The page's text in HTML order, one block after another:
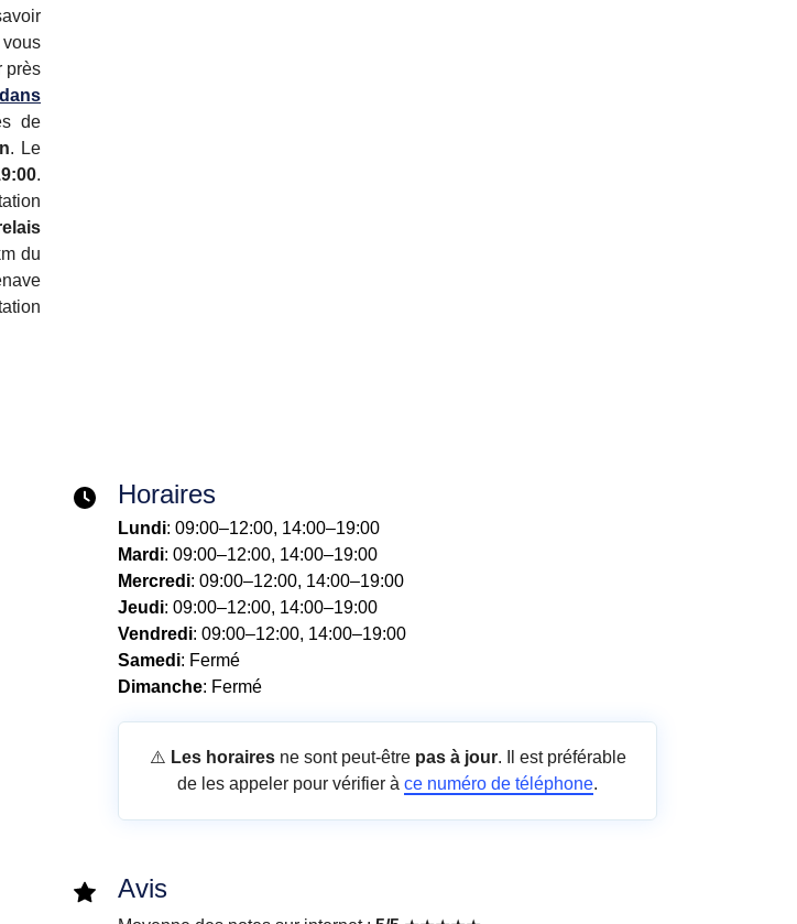
près
de
. Le
.
du
Horaires
Lundi: 09:00–12:00, 14:00–19:00
Mardi: 09:00–12:00, 14:00–19:00
Mercredi: 09:00–12:00, 14:00–19:00
Jeudi: 09:00–12:00, 14:00–19:00
Vendredi: 09:00–12:00, 14:00–19:00
Samedi: Fermé
Dimanche: Fermé
⚠️ Les horairesne sont peut-être pas à jour. Il est préférable
de les appeler pour vérifier à ce numéro de téléphone.
Avis